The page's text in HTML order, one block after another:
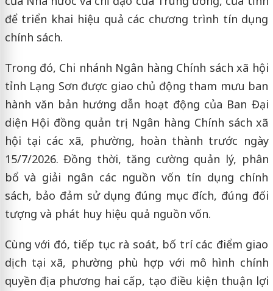
để triển khai hiệu quả các chương trình tín dụng
chính sách.
Trong đó, Chi nhánh Ngân hàng Chính sách xã hội
tỉnh Lạng Sơn được giao chủ động tham mưu ban
hành văn bản hướng dẫn hoạt động của Ban Đại
diện Hội đồng quản trị Ngân hàng Chính sách xã
hội tại các xã, phường, hoàn thành trước ngày
15/7/2026. Đồng thời, tăng cường quản lý, phân
bổ và giải ngân các nguồn vốn tín dụng chính
sách, bảo đảm sử dụng đúng mục đích, đúng đối
tượng và phát huy hiệu quả nguồn vốn.
Cùng với đó, tiếp tục rà soát, bố trí các điểm giao
dịch tại xã, phường phù hợp với mô hình chính
quyền địa phương hai cấp, tạo điều kiện thuận lợi